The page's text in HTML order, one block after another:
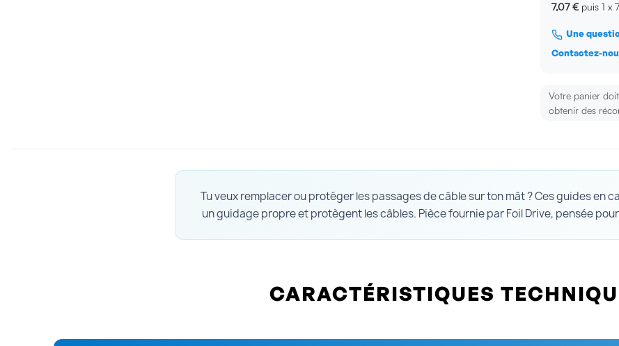
7,07 € puis 1 x
Une
Contactez-
Votre panier
obtenir des
Tu veux remplacer ou protéger les passages de câble sur ton mât ? Ces guides en
un guidage propre et protègent les câbles. Pièce fournie par Foil Drive, pensée
CARACTÉRISTIQUES